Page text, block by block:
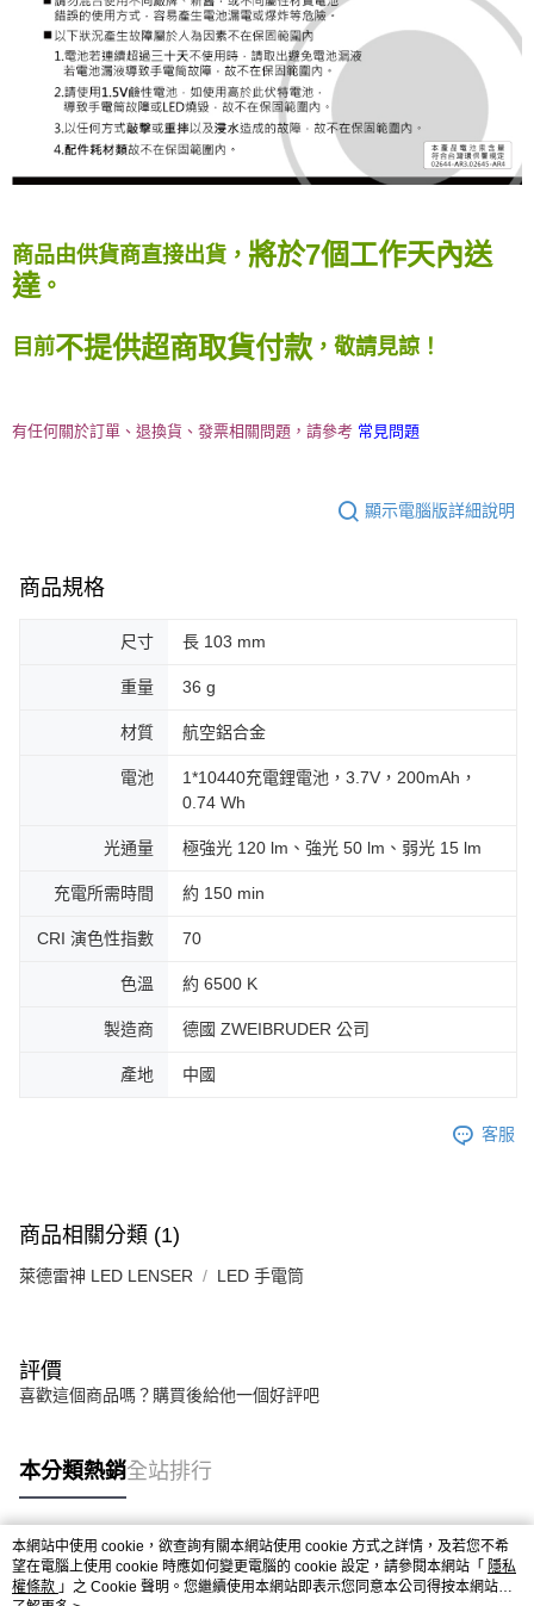
商品由供貨商直接出貨， 將於7個工作天內送
達 。
目前不提供超商取貨付款 ，敬請見諒！
有任何關於訂單、退換貨、發票相關問題，請參考 常見問題
顯示電腦版詳細說明
商品規格
尺寸 長 103 mm
重量 36 g
材質 航空鋁合金
電池
1*10440充電鋰電池，3.7V，200mAh，
0.74 Wh
光通量 極強光 120 lm、強光 50 lm、弱光 15 lm
充電所需時間 約 150 min
CRI 演色性指數 70
色溫 約 6500 K
製造商 德國 ZWEIBRUDER 公司
產地 中國
客服
商品相關分類 (1)
萊德雷神 LED LENSER LED 手電筒
評價
喜歡這個商品嗎？購買後給他一個好評吧
本分類熱銷全站排行
熱門標籤
本網站中使用 cookie，欲查詢有關本網站使用 cookie 方式之詳情，及若您不希
望在電腦上使用 cookie 時應如何變更電腦的 cookie 設定，請參閱本網站「 隱私
權條款 」之 Cookie 聲明。您繼續使用本網站即表示您同意本公司得按本網站使